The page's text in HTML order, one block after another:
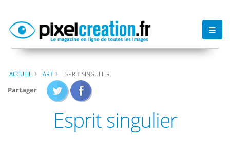
ACCUEIL ART ESPRIT SINGULIER
Partager
Esprit singulier